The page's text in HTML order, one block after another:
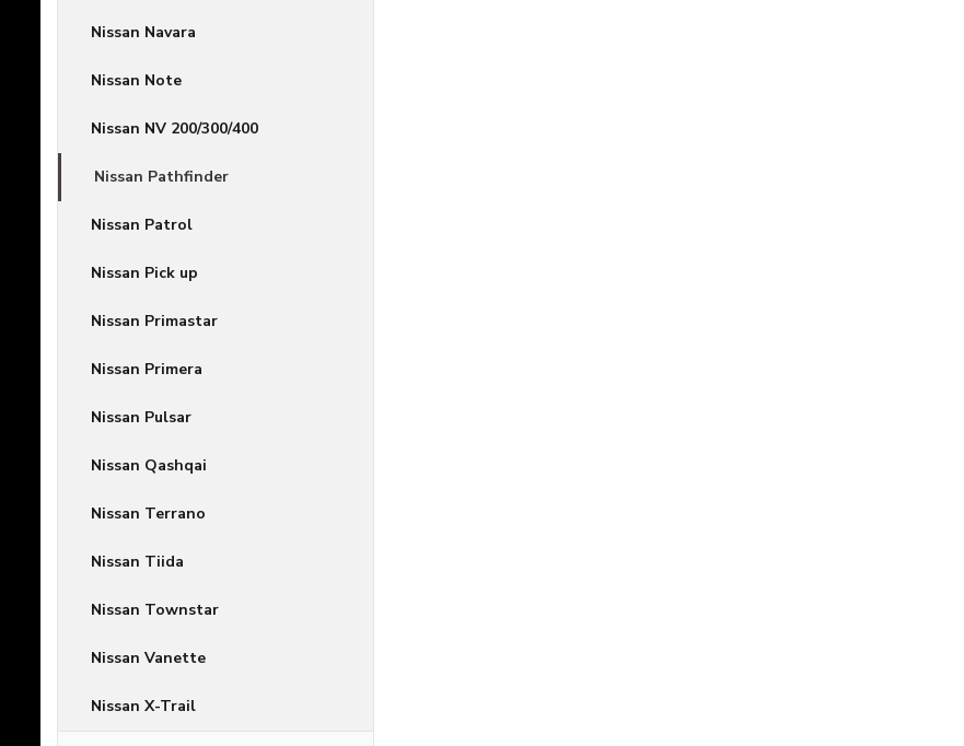
Nissan Navara
Nissan Note
Nissan NV 200/300/400
Nissan Pathfinder
Nissan Patrol
Nissan Pick up
Nissan Primastar
Nissan Primera
Nissan Pulsar
Nissan Qashqai
Nissan Terrano
Nissan Tiida
Nissan Townstar
Nissan Vanette
Nissan X-Trail